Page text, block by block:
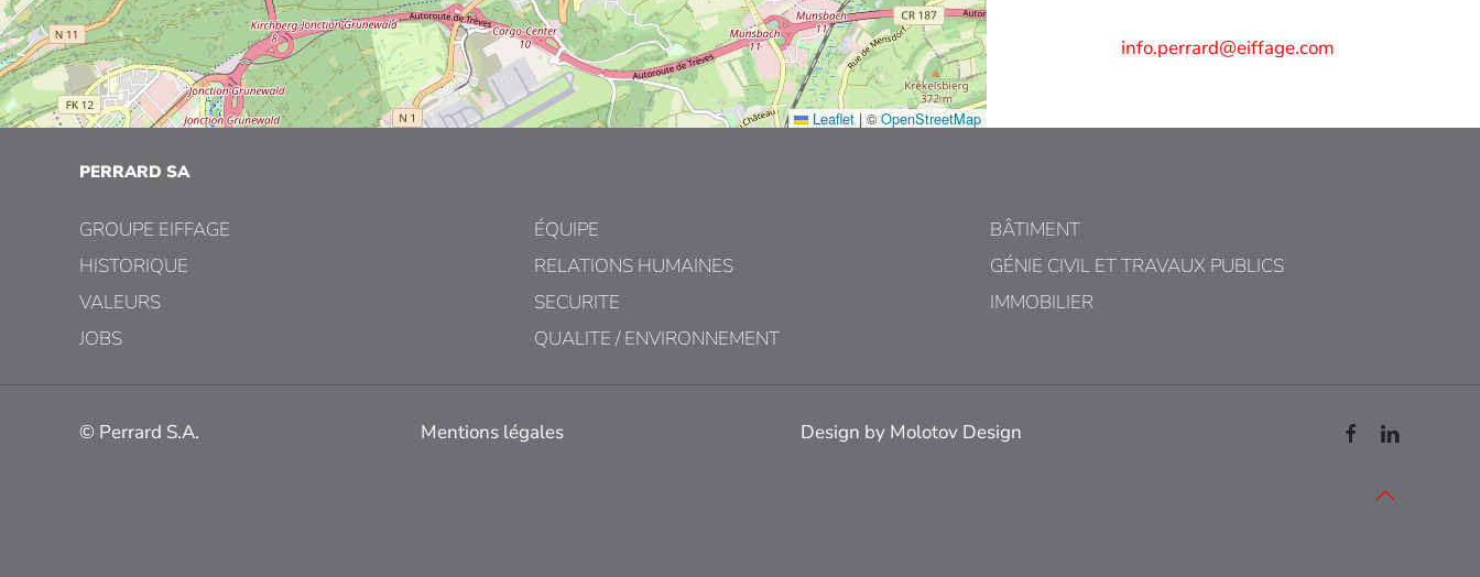
Leaflet |©OpenStreetMap
info.perrard@eiffage.com
PERRARD SA
GROUPE EIFFAGE
HISTORIQUE
VALEURS
JOBS
ÉQUIPE
RELATIONS HUMAINES
SECURITE
QUALITE / ENVIRONNEMENT
BÂTIMENT
GÉNIE CIVIL ET TRAVAUX PUBLICS
IMMOBILIER
© Perrard S.A. Mentions légales Design by Molotov Design